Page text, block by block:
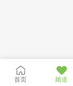
首页 频道